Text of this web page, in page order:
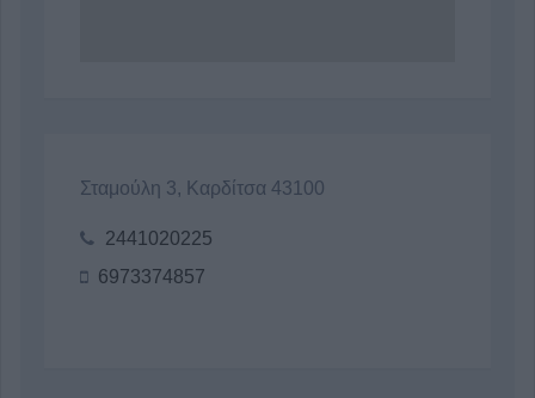
Σταμούλη 3, Καρδίτσα 43100
2441020225
6973374857